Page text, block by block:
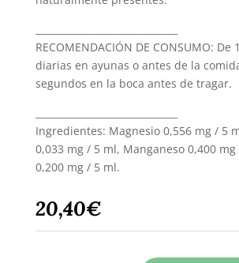
RECOMENDACIÓN DE CONSUMO:
diarias en ayunas o antes de la
segundos en la boca antes de tragar.
Ingredientes: Magnesio 0,556 mg / 5
0,033 mg / 5 ml, Manganeso 0,400
0,200 mg / 5 ml.
20,40€